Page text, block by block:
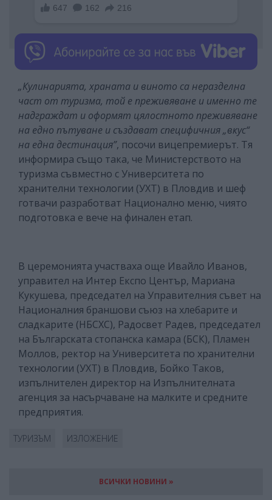
„Кулинарията, храната и виното са неразделна
част от туризма, той е преживяване и именно те
надграждат и оформят цялостното преживяване
на едно пътуване и създават специфичния „вкус“
на една дестинация”, посочи вицепремиерът. Тя
информира също така, че Министерството на
туризма съвместно с Университета по
хранителни технологии (УХТ) в Пловдив и шеф
готвачи разработват Национално меню, чиято
подготовка е вече на финален етап.
В церемонията участваха още Ивайло Иванов,
управител на Интер Експо Център, Мариана
Кукушева, председател на Управителния съвет на
Националния браншови съюз на хлебарите и
сладкарите (НБСХС), Радосвет Радев, председател
на Българската стопанска камара (БСК), Пламен
Моллов, ректор на Университета по хранителни
технологии (УХТ) в Пловдив, Бойко Таков,
изпълнителен директор на Изпълнителната
агенция за насърчаване на малките и средните
предприятия.
ТУРИЗЪМ ИЗЛОЖЕНИЕ
ВСИЧКИ НОВИНИ »